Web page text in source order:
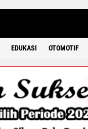
EDUKASI OTOMOTIF